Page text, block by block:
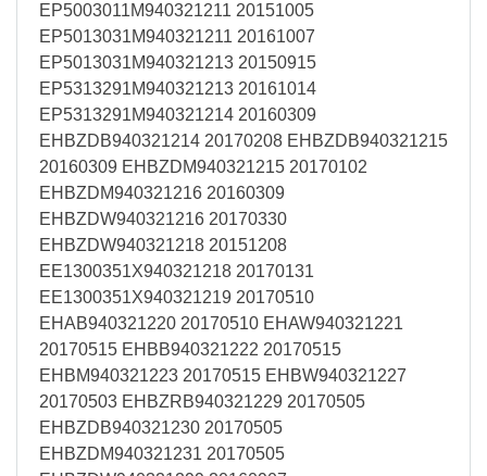
EP5003011M940321211 20151005
EP5013031M940321211 20161007
EP5013031M940321213 20150915
EP5313291M940321213 20161014
EP5313291M940321214 20160309
EHBZDB940321214 20170208 EHBZDB940321215
20160309 EHBZDM940321215 20170102
EHBZDM940321216 20160309
EHBZDW940321216 20170330
EHBZDW940321218 20151208
EE1300351X940321218 20170131
EE1300351X940321219 20170510
EHAB940321220 20170510 EHAW940321221
20170515 EHBB940321222 20170515
EHBM940321223 20170515 EHBW940321227
20170503 EHBZRB940321229 20170505
EHBZDB940321230 20170505
EHBZDM940321231 20170505